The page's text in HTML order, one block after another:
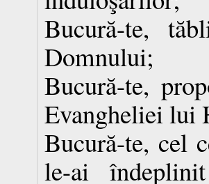
Bucură-te,
Domnului;
Bucură-te,
Evangheliei lui
Bucură-te, cel
le-ai